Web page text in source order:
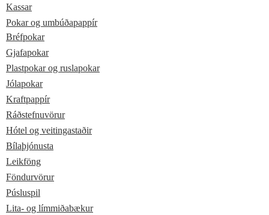
Kassar
Pokar og umbúðapappír
Bréfpokar
Gjafapokar
Plastpokar og ruslapokar
Jólapokar
Kraftpappír
Ráðstefnuvörur
Hótel og veitingastaðir
Bílaþjónusta
Leikföng
Föndurvörur
Púsluspil
Lita- og límmiðabækur